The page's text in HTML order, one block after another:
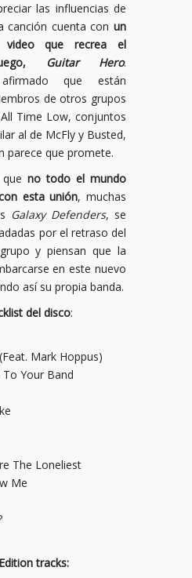
las influencias de
canción cuenta con un
video que recrea el
Guitar Hero.
que están
de otros grupos
Time Low, conjuntos
al de McFly y Busted,
parece que promete.
no todo el mundo
esta unión, muchas
Galaxy Defenders, se
por el retraso del
y piensan que la
en este nuevo
así su propia banda.
del disco:
Mark Hoppus)
Your Band
The Loneliest
Me
tracks: